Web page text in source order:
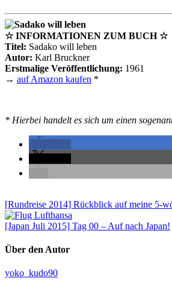
☆ INFORMATIONEN ZUM BUCH ☆
Titel: Sadako will leben
Autor: Karl Bruckner
Erstmalige Veröffentlichung: 1961
→ auf Amazon kaufen *
* Hierbei handelt es sich um einen
[Rundreise 2014] Rückblick auf meine 5-
[Japan Juli 2015] Tag 00 – Auf nach Japan!
Über den Autor
yoko_kudo90